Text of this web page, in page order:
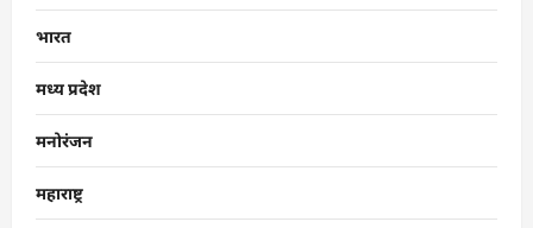
भारत
मध्य प्रदेश
मनोरंजन
महाराष्ट्र